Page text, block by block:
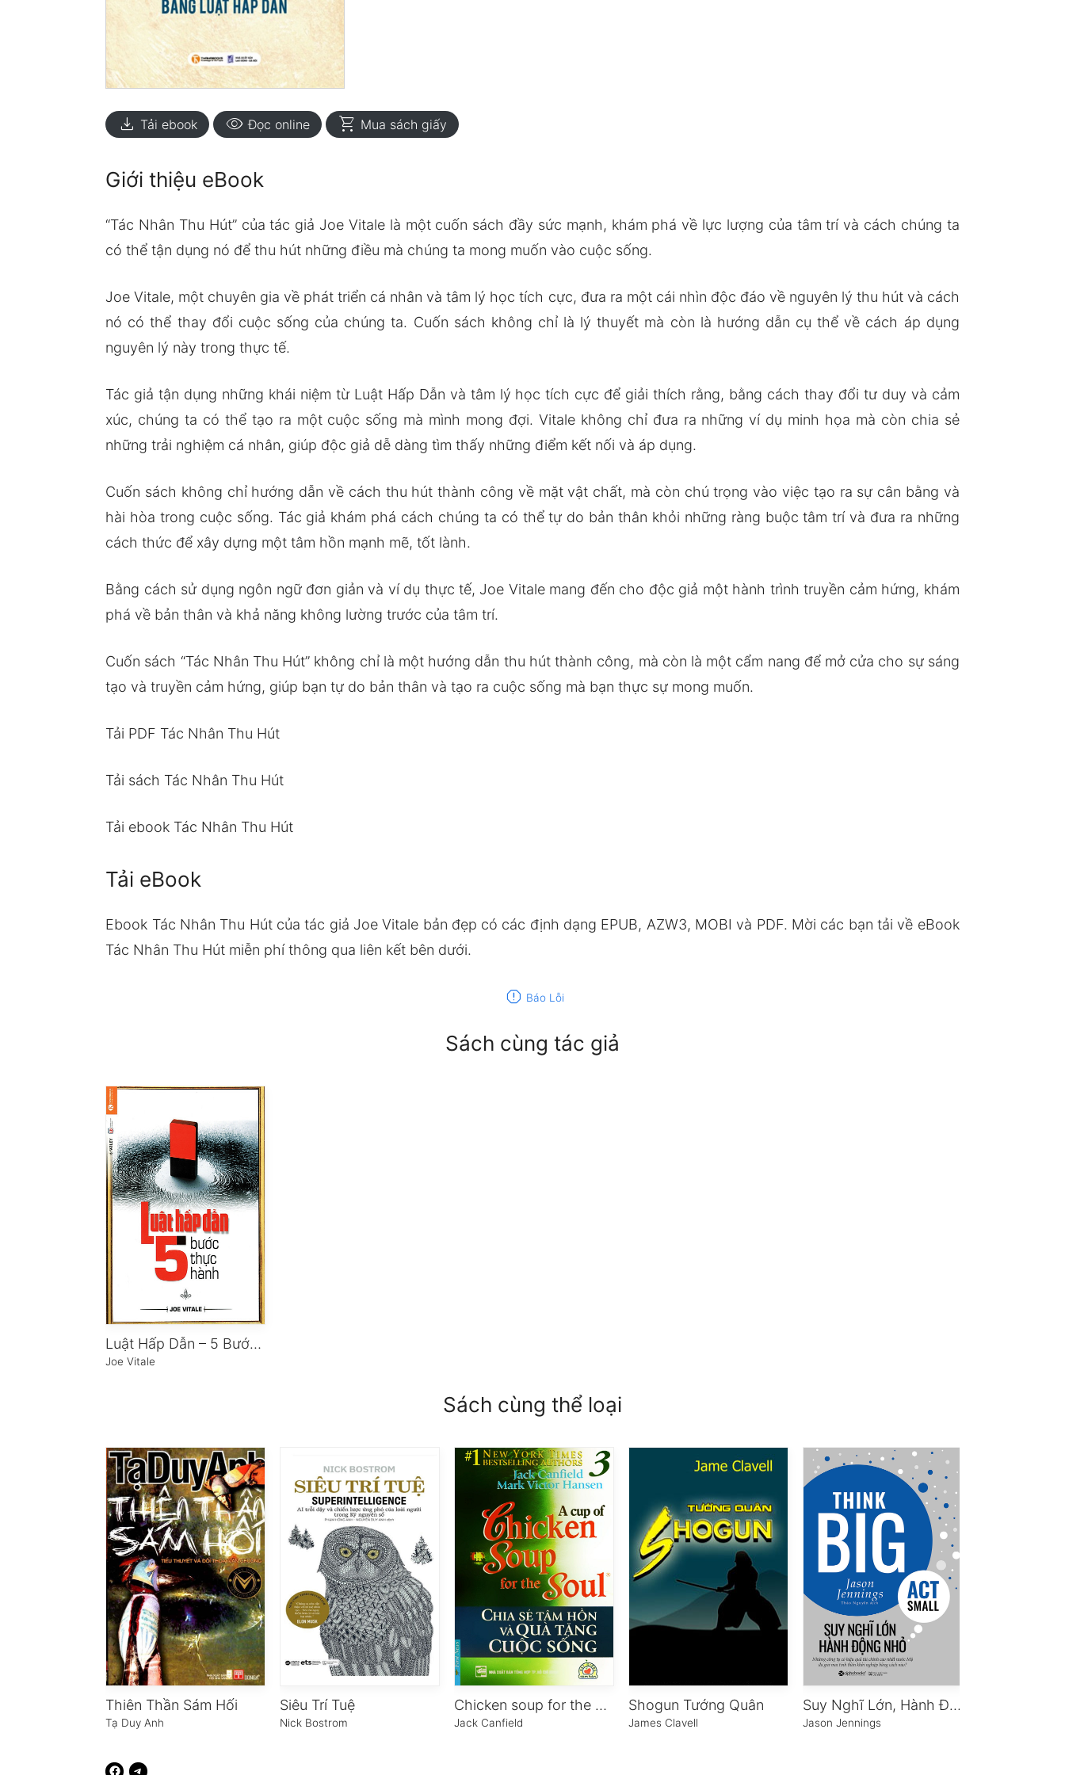
download Tải ebook visibility Đọc online shopping_cart Mua sách giấy
Giới thiệu eBook
“Tác Nhân Thu Hút” của tác giả Joe Vitale là một cuốn sách đầy sức mạnh, khám phá về lực lượng của tâm trí và cách chúng ta
có thể tận dụng nó để thu hút những điều mà chúng ta mong muốn vào cuộc sống.
Joe Vitale, một chuyên gia về phát triển cá nhân và tâm lý học tích cực, đưa ra một cái nhìn độc đáo về nguyên lý thu hút và cách
nó có thể thay đổi cuộc sống của chúng ta. Cuốn sách không chỉ là lý thuyết mà còn là hướng dẫn cụ thể về cách áp dụng
nguyên lý này trong thực tế.
Tác giả tận dụng những khái niệm từ Luật Hấp Dẫn và tâm lý học tích cực để giải thích rằng, bằng cách thay đổi tư duy và cảm
xúc, chúng ta có thể tạo ra một cuộc sống mà mình mong đợi. Vitale không chỉ đưa ra những ví dụ minh họa mà còn chia sẻ
những trải nghiệm cá nhân, giúp độc giả dễ dàng tìm thấy những điểm kết nối và áp dụng.
Cuốn sách không chỉ hướng dẫn về cách thu hút thành công về mặt vật chất, mà còn chú trọng vào việc tạo ra sự cân bằng và
hài hòa trong cuộc sống. Tác giả khám phá cách chúng ta có thể tự do bản thân khỏi những ràng buộc tâm trí và đưa ra những
cách thức để xây dựng một tâm hồn mạnh mẽ, tốt lành.
Bằng cách sử dụng ngôn ngữ đơn giản và ví dụ thực tế, Joe Vitale mang đến cho độc giả một hành trình truyền cảm hứng, khám
phá về bản thân và khả năng không lường trước của tâm trí.
Cuốn sách “Tác Nhân Thu Hút” không chỉ là một hướng dẫn thu hút thành công, mà còn là một cẩm nang để mở cửa cho sự sáng
tạo và truyền cảm hứng, giúp bạn tự do bản thân và tạo ra cuộc sống mà bạn thực sự mong muốn.
Tải PDF Tác Nhân Thu Hút
Tải sách Tác Nhân Thu Hút
Tải ebook Tác Nhân Thu Hút
Tải eBook
Ebook Tác Nhân Thu Hút của tác giả Joe Vitale bản đẹp có các định dạng EPUB, AZW3, MOBI và PDF. Mời các bạn tải về eBook
Tác Nhân Thu Hút miễn phí thông qua liên kết bên dưới.
report Báo Lỗi
Sách cùng tác giả
Luật Hấp Dẫn – 5 Bước Thực Hành
Joe Vitale
Sách cùng thể loại
Thiên Thần Sám Hối
Tạ Duy Anh
Siêu Trí Tuệ
Nick Bostrom
Chicken soup for the soul 3 – Chia sẻ tâm hồn & Quà tặng cuộc sống
Jack Canfield
Shogun Tướng Quân
James Clavell
Suy Nghĩ Lớn, Hành Động Nhỏ
Jason Jennings